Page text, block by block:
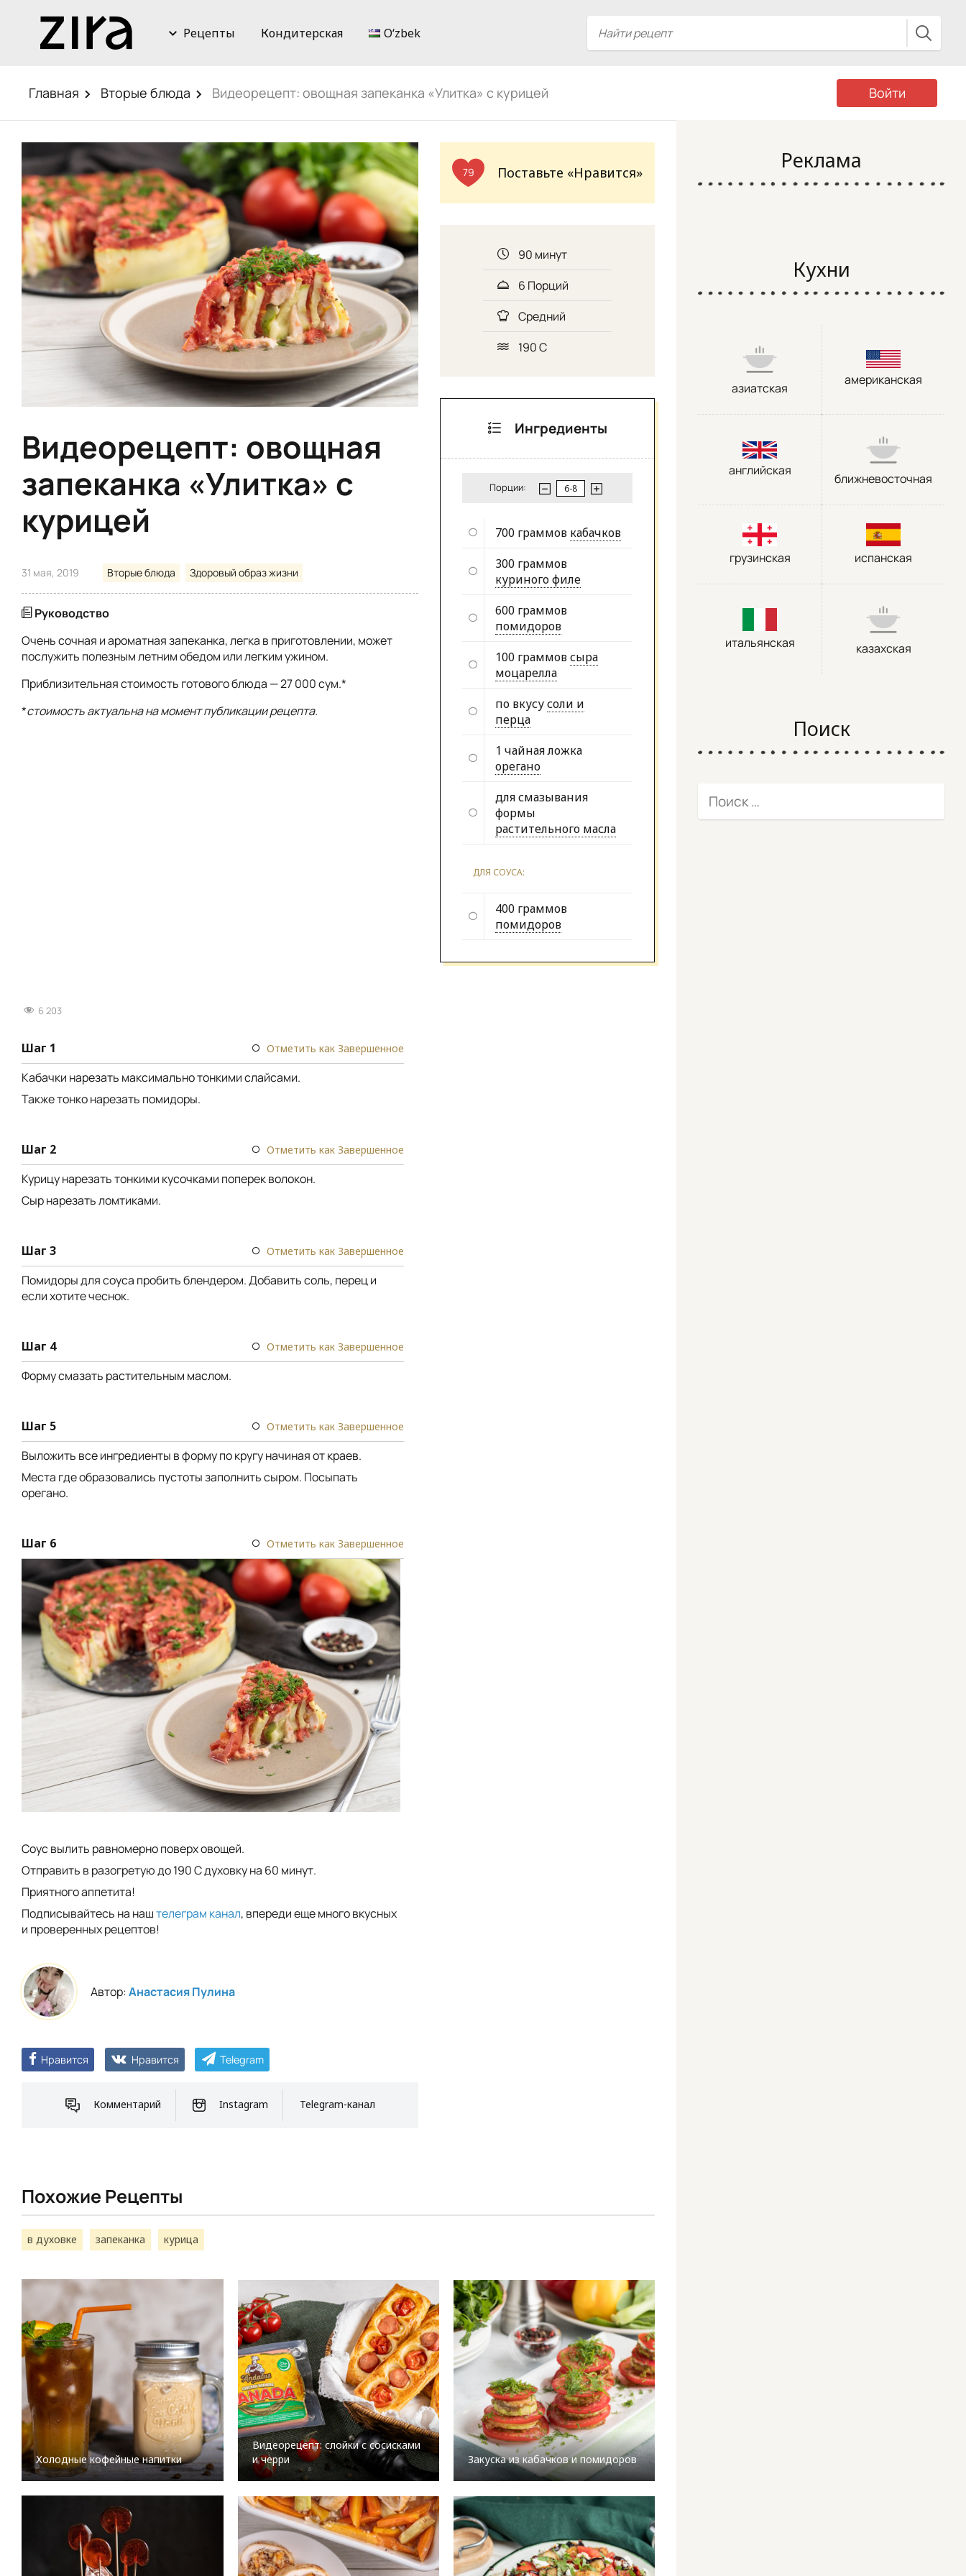
Рецепты Кондитерская Oʻzbek
Главная Вторые блюда Видеорецепт: овощная запеканка «Улитка» с курицей Войти
Видеорецепт: овощная
запеканка «Улитка» с
курицей
31 мая, 2019 Вторые блюда Здоровый образ жизни
Руководство
Очень сочная и ароматная запеканка, легка в приготовлении, может
послужить полезным летним обедом или легким ужином.
Приблизительная стоимость готового блюда — 27 000 сум.*
*стоимость актуальна на момент публикации рецепта.
6 203
Шаг 1 Отметить как Завершенное
Кабачки нарезать максимально тонкими слайсами.
Также тонко нарезать помидоры.
Шаг 2 Отметить как Завершенное
Курицу нарезать тонкими кусочками поперек волокон.
Сыр нарезать ломтиками.
Шаг 3 Отметить как Завершенное
Помидоры для соуса пробить блендером. Добавить соль, перец и
если хотите чеснок.
Шаг 4 Отметить как Завершенное
Форму смазать растительным маслом.
Шаг 5 Отметить как Завершенное
Выложить все ингредиенты в форму по кругу начиная от краев.
Места где образовались пустоты заполнить сыром. Посыпать
орегано.
Шаг 6 Отметить как Завершенное
Соус вылить равномерно поверх овощей.
Отправить в разогретую до 190 С духовку на 60 минут.
Приятного аппетита!
Подписывайтесь на наштелеграм канал, впереди еще много вкусных
и проверенных рецептов!
Автор:Анастасия Пулина
Нравится Нравится Telegram
Комментарий Instagram Telegram-канал
79 Поставьте «Нравится»
90 минут
6 Порций
Средний
190 С
Ингредиенты
Порции:
700 граммов кабачков
300 граммов
куриного филе
600 граммов
помидоров
100 граммовсыра
моцарелла
по вкусусоли и
перца
1 чайная ложка
орегано
для смазывания
формы
растительного масла
ДЛЯ СОУСА:
400 граммов
помидоров
Похожие Рецепты
в духовке запеканка курица
Холодные кофейные напитки
Видеорецепт: слойки с сосисками
и черри
Закуска из кабачков и помидоров
Реклама
Кухни
азиатская
американская
английская
ближневосточная
грузинская испанская
итальянская казахская
Поиск